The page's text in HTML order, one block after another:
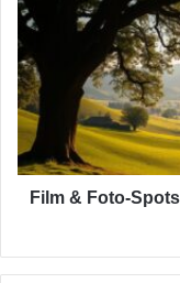
&
Foto-
Spots
in
Südlippe:
Locationscouting
für
Kreative
Film & Foto-